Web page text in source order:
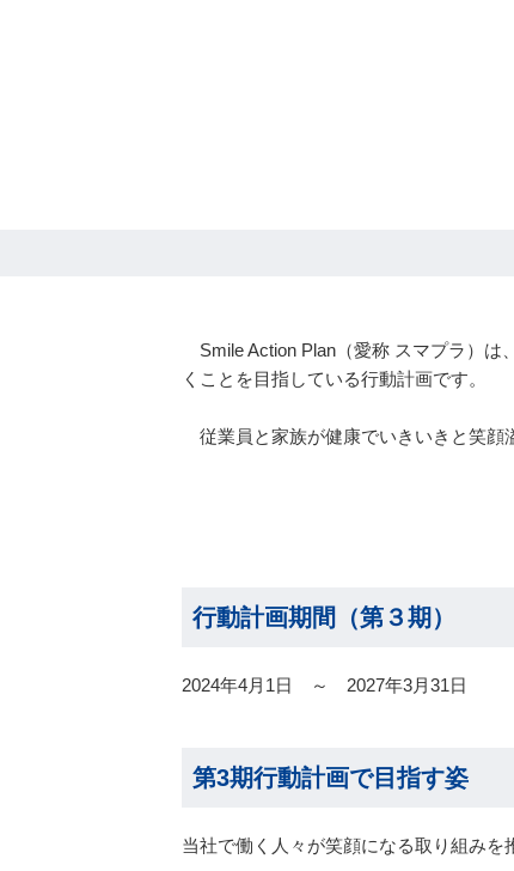
Smile Action Plan（愛称 スマプラ）は
くことを目指している行動計画です。
従業員と家族が健康でいきいきと笑顔
行動計画期間（第３期）
2024年4月1日 ～ 2027年3月31日
第3期行動計画で目指す姿
当社で働く人々が笑顔になる取り組み